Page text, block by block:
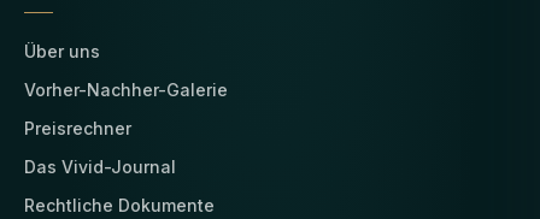
Über uns
Vorher-Nachher-Galerie
Preisrechner
Das Vivid-Journal
Rechtliche Dokumente